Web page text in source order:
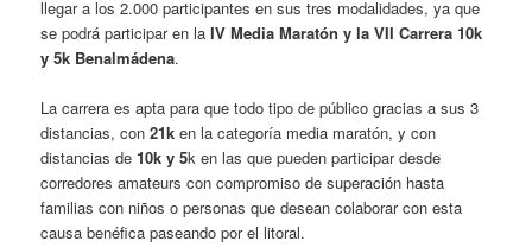
llegar a los 2.000 participantes en sus tres modalidades, ya que
se podrá participar en la IV Media Maratón y la VII Carrera 10k
y 5k Benalmádena.
La carrera es apta para que todo tipo de público gracias a sus 3
distancias, con21k en la categoría media maratón, y con
distancias de 10k y 5k en las que pueden participar desde
corredores amateurs con compromiso de superación hasta
familias con niños o personas que desean colaborar con esta
causa benéfica paseando por el litoral.